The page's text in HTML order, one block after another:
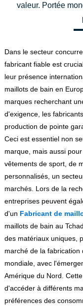
valeur. Portée
Dans le secteur
fabricant fiable est
leur présence
maillots de bain en
marques recherchant
d'exigence, les
production de pointe
Ceci est essentiel non
marque, mais aussi
vêtements de sport, de
personnalisés, un
marchés. Lors de la
entreprises peuvent
d'un Fabricant de
maillots de bain au
des matériaux uniques,
marché de la
mondiale, avec
Amérique du Nord.
d'accéder à différents
préférences des